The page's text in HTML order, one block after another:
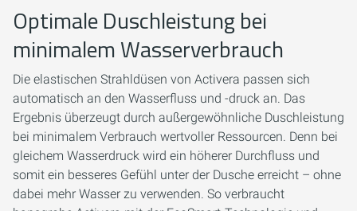
Optimale Duschleistung bei
minimalem Wasserverbrauch
Die elastischen Strahldüsen von Activera passen sich
automatisch an den Wasserfluss und -druck an. Das
Ergebnis überzeugt durch außergewöhnliche Duschleistung
bei minimalem Verbrauch wertvoller Ressourcen. Denn bei
gleichem Wasserdruck wird ein höherer Durchfluss und
somit ein besseres Gefühl unter der Dusche erreicht – ohne
dabei mehr Wasser zu verwenden. So verbraucht